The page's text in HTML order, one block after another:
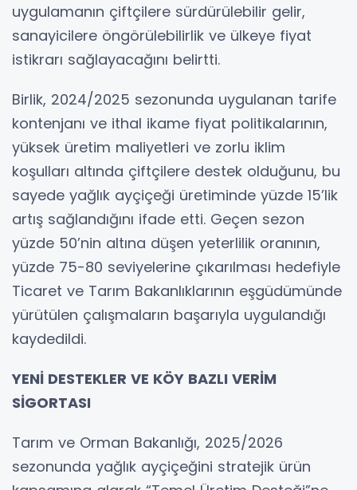
uygulamanın çiftçilere sürdürülebilir gelir,
sanayicilere öngörülebilirlik ve ülkeye fiyat
istikrarı sağlayacağını belirtti.
Birlik, 2024/2025 sezonunda uygulanan tarife
kontenjanı ve ithal ikame fiyat politikalarının,
yüksek üretim maliyetleri ve zorlu iklim
koşulları altında çiftçilere destek olduğunu, bu
sayede yağlık ayçiçeği üretiminde yüzde 15’lik
artış sağlandığını ifade etti. Geçen sezon
yüzde 50’nin altına düşen yeterlilik oranının,
yüzde 75-80 seviyelerine çıkarılması hedefiyle
Ticaret ve Tarım Bakanlıklarının eşgüdümünde
yürütülen çalışmaların başarıyla uygulandığı
kaydedildi.
YENİ DESTEKLER VE KÖY BAZLI VERİM
SİGORTASI
Tarım ve Orman Bakanlığı, 2025/2026
sezonunda yağlık ayçiçeğini stratejik ürün